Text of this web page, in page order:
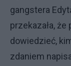
gangstera
przekazała,
dowiedzieć,
zdaniem